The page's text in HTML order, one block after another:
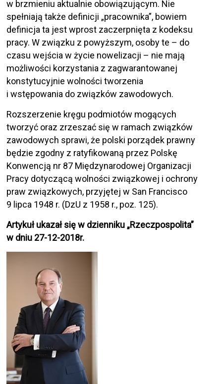
w brzmieniu aktualnie obowiązującym. Nie
spełniają także definicji „pracownika”, bowiem
definicja ta jest wprost zaczerpnięta z kodeksu
pracy. W związku z powyższym, osoby te – do
czasu wejścia w życie nowelizacji – nie mają
możliwości korzystania z zagwarantowanej
konstytucyjnie wolności tworzenia
i wstępowania do związków zawodowych.
Rozszerzenie kręgu podmiotów mogących
tworzyć oraz zrzeszać się w ramach związków
zawodowych sprawi, że polski porządek prawny
będzie zgodny z ratyfikowaną przez Polskę
Konwencją nr 87 Międzynarodowej Organizacji
Pracy dotyczącą wolności związkowej i ochrony
praw związkowych, przyjętej w San Francisco
9 lipca 1948 r. (DzU z 1958 r., poz. 125).
Artykuł ukazał się w dzienniku „Rzeczpospolita”
w dniu 27-12-2018r.